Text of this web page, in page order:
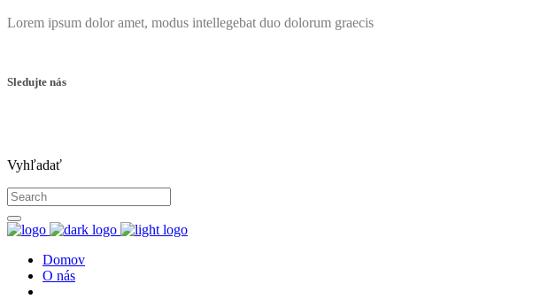
Lorem ipsum dolor amet, modus intellegebat duo dolorum graecis
Sledujte nás
Vyhľadať
Domov
O nás